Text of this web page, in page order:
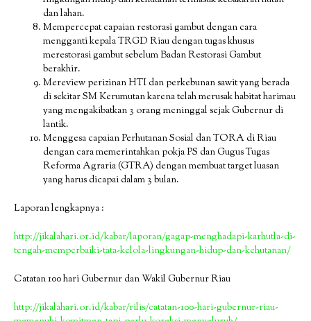
dan lahan.
Mempercepat capaian restorasi gambut dengan cara
mengganti kepala TRGD Riau dengan tugas khusus
merestorasi gambut sebelum Badan Restorasi Gambut
berakhir.
Mereview perizinan HTI dan perkebunan sawit yang berada
di sekitar SM Kerumutan karena telah merusak habitat harimau
yang mengakibatkan 3 orang meninggal sejak Gubernur di
lantik.
Menggesa capaian Perhutanan Sosial dan TORA di Riau
dengan cara memerintahkan pokja PS dan Gugus Tugas
Reforma Agraria (GTRA) dengan membuat target luasan
yang harus dicapai dalam 3 bulan.
Laporan lengkapnya :
http://jikalahari.or.id/kabar/laporan/gagap-menghadapi-karhutla-di-
tengah-memperbaiki-tata-kelola-lingkungan-hidup-dan-kehutanan/
Catatan 100 hari Gubernur dan Wakil Gubernur Riau
http://jikalahari.or.id/kabar/rilis/catatan-100-hari-gubernur-riau-